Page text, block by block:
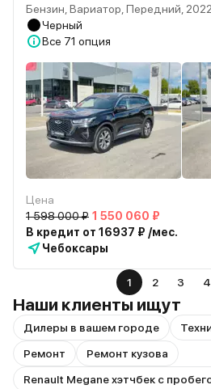
Бензин, Вариатор, Передний,
Черный
Все 71 опция
Цена
1 598 000 ₽ 1 550 060 ₽
В кредит от 16937 ₽ /мес.
Чебоксары
1 2 3 4
Наши клиенты ищут
Дилеры в вашем городе
Ремонт
Ремонт кузова
Renault Megane хэтчбек с